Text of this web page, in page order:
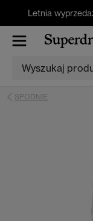
Letnia
SPODNIE